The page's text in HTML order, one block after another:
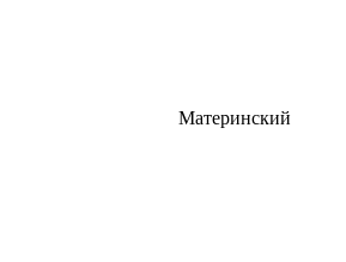
Материнский